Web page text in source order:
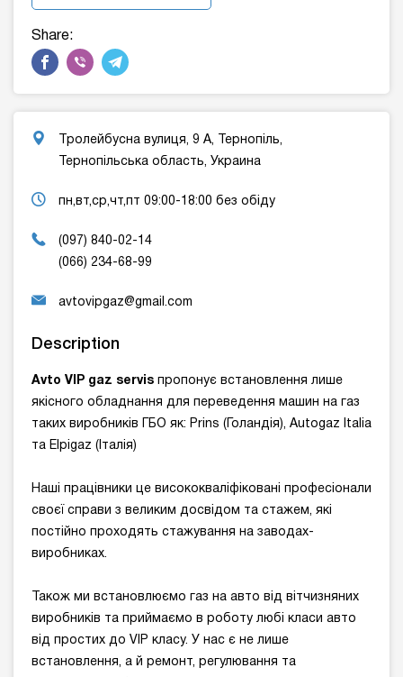
Share:
Тролейбусна вулиця, 9 А, Тернопіль,
Тернопільська область, Украина
пн,вт,ср,чт,пт 09:00-18:00 без обіду
(097) 840-02-14
(066) 234-68-99
avtovipgaz@gmail.com
Description
Avto VIP gaz servis пропонує встановлення лише
якісного обладнання для переведення машин на газ
таких виробників ГБО як: Prins (Голандія), Autogaz Italia
та Elpigaz (Італія)
Наші працівники це висококваліфіковані професіонали
своєї справи з великим досвідом та стажем, які
постійно проходять стажування на заводах-
виробниках.
Також ми встановлюємо газ на авто від вітчизняних
виробників та приймаємо в роботу любі класи авто
від простих до VIP класу. У нас є не лише
встановлення, а й ремонт, регулювання та